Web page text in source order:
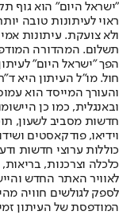
"ישראל היום" הוא גוף
ראוי לעיתונות טובה
ולא צועקת. עיתונות
הפך "ישראל היום"
חול. מו"ל העיתון היא
והעורך המייסד הוא
חדשות מסביב לשעון,
וידיאו, פודקאסטים
כוללות ערוצי חדשות
לאוויר האתר החדש
לספק לגולשים חוויה
המודפסת של העיתון